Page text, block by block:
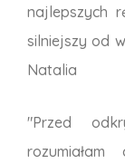
najlepszych
silniejszy od
Natalia
"Przed
rozumiałam